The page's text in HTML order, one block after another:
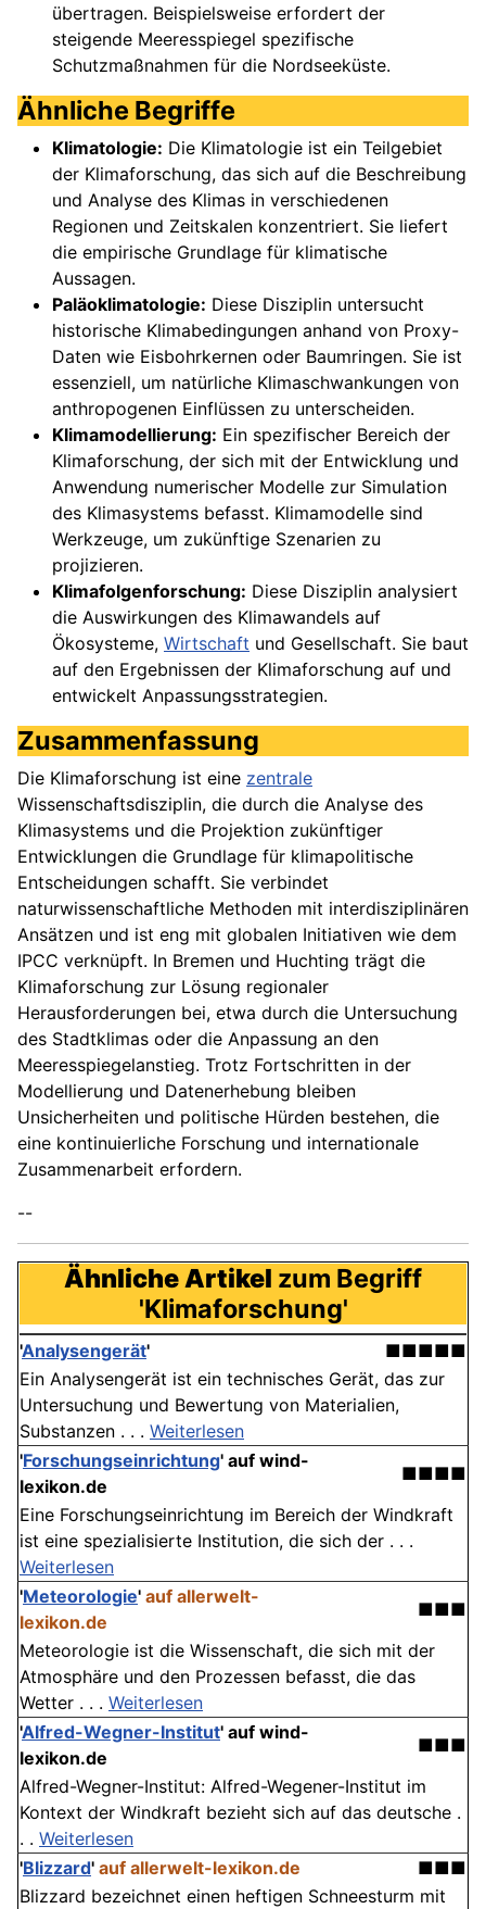
übertragen. Beispielsweise erfordert der
steigende Meeresspiegel spezifische
Schutzmaßnahmen für die Nordseeküste.
Ähnliche Begriffe
Klimatologie: Die Klimatologie ist ein Teilgebiet
der Klimaforschung, das sich auf die Beschreibung
und Analyse des Klimas in verschiedenen
Regionen und Zeitskalen konzentriert. Sie liefert
die empirische Grundlage für klimatische
Aussagen.
Paläoklimatologie: Diese Disziplin untersucht
historische Klimabedingungen anhand von Proxy-
Daten wie Eisbohrkernen oder Baumringen. Sie ist
essenziell, um natürliche Klimaschwankungen von
anthropogenen Einflüssen zu unterscheiden.
Klimamodellierung: Ein spezifischer Bereich der
Klimaforschung, der sich mit der Entwicklung und
Anwendung numerischer Modelle zur Simulation
des Klimasystems befasst. Klimamodelle sind
Werkzeuge, um zukünftige Szenarien zu
projizieren.
Klimafolgenforschung: Diese Disziplin analysiert
die Auswirkungen des Klimawandels auf
Ökosysteme, Wirtschaft und Gesellschaft. Sie baut
auf den Ergebnissen der Klimaforschung auf und
entwickelt Anpassungsstrategien.
Zusammenfassung
Die Klimaforschung ist eine zentrale
Wissenschaftsdisziplin, die durch die Analyse des
Klimasystems und die Projektion zukünftiger
Entwicklungen die Grundlage für klimapolitische
Entscheidungen schafft. Sie verbindet
naturwissenschaftliche Methoden mit interdisziplinären
Ansätzen und ist eng mit globalen Initiativen wie dem
IPCC verknüpft. In Bremen und Huchting trägt die
Klimaforschung zur Lösung regionaler
Herausforderungen bei, etwa durch die Untersuchung
des Stadtklimas oder die Anpassung an den
Meeresspiegelanstieg. Trotz Fortschritten in der
Modellierung und Datenerhebung bleiben
Unsicherheiten und politische Hürden bestehen, die
eine kontinuierliche Forschung und internationale
Zusammenarbeit erfordern.
--
Ähnliche Artikel zum Begriff
'Klimaforschung'
'Analysengerät'
■■■■■
Ein Analysengerät ist ein technisches Gerät, das zur
Untersuchung und Bewertung von Materialien,
Substanzen . . . Weiterlesen
'Forschungseinrichtung' auf wind-
lexikon.de
■■■■
Eine Forschungseinrichtung im Bereich der Windkraft
ist eine spezialisierte Institution, die sich der . . .
Weiterlesen
'Meteorologie' auf allerwelt-
lexikon.de
■■■
Meteorologie ist die Wissenschaft, die sich mit der
Atmosphäre und den Prozessen befasst, die das
Wetter . . . Weiterlesen
'Alfred-Wegner-Institut' auf wind-
lexikon.de
■■■
Alfred-Wegner-Institut: Alfred-Wegener-Institut im
Kontext der Windkraft bezieht sich auf das deutsche .
. . Weiterlesen
'Blizzard' auf allerwelt-lexikon.de
■■■
Blizzard bezeichnet einen heftigen Schneesturm mit